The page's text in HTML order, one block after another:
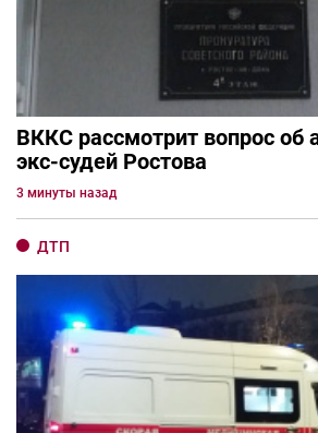
ВККС рассмотрит вопрос об
экс-судей Ростова
3 минуты назад
ДТП